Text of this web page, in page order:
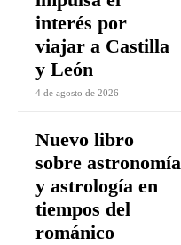
interés por
viajar a Castilla
y León
4 de agosto de 2026
Nuevo libro
sobre astronomía
y astrología en
tiempos del
románico